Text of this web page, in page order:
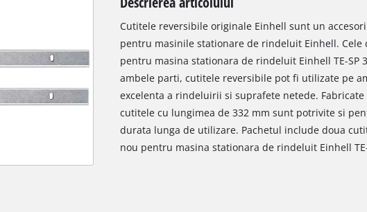
Cutitele reversibile originale Einhell sunt un
pentru masinile stationare de rindeluit Einhell.
pentru masina stationara de rindeluit Einhell TE-SP
ambele parti, cutitele reversibile pot fi utilizate pe
excelenta a rindeluirii si suprafete netede.
cutitele cu lungimea de 332 mm sunt potrivite si
durata lunga de utilizare. Pachetul include doua
nou pentru masina stationara de rindeluit Einhell